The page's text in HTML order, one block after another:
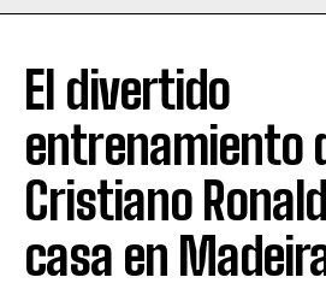
El divertido
entrenamiento
Cristiano
casa en